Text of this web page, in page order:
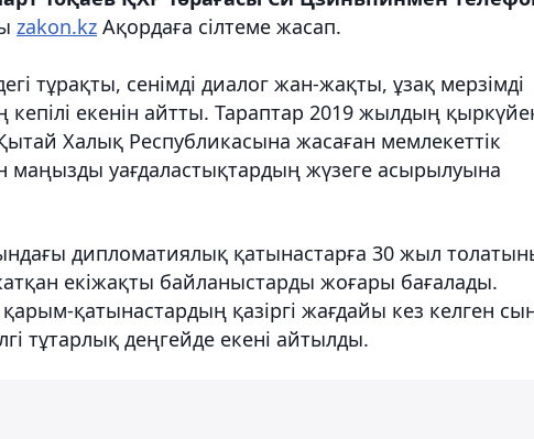
zakon.kz Ақордаға сілтеме жасап.
тұрақты, сенімді диалог жан-жақты, ұзақ мерзімді
кепілі екенін айтты. Тараптар 2019 жылдың
Халық Республикасына жасаған мемлекеттік
маңызды уағдаластықтардың жүзеге асырылуына
дипломатиялық қатынастарға 30 жыл
екіжақты байланыстарды жоғары бағалады.
қатынастардың қазіргі жағдайы кез келген
тұтарлық деңгейде екені айтылды.